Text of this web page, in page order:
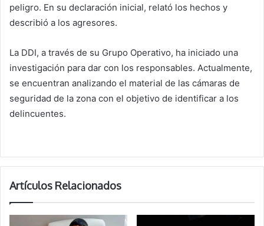
peligro. En su declaración inicial, relató los hechos y
describió a los agresores.
La DDI, a través de su Grupo Operativo, ha iniciado una
investigación para dar con los responsables. Actualmente,
se encuentran analizando el material de las cámaras de
seguridad de la zona con el objetivo de identificar a los
delincuentes.
Artículos Relacionados